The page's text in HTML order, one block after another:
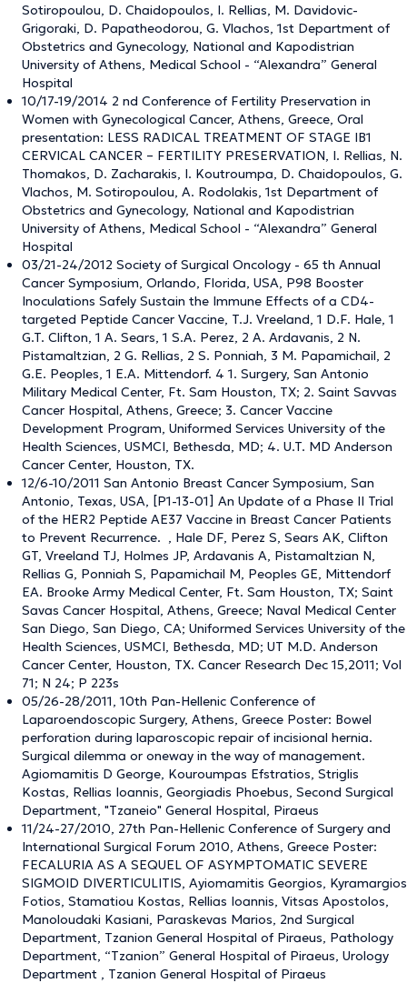
Sotiropoulou, D. Chaidopoulos, I. Rellias, M. Davidovic-
Grigoraki, D. Papatheodorou, G. Vlachos, 1st Department of
Obstetrics and Gynecology, National and Kapodistrian
University of Athens, Medical School - “Alexandra” General
Hospital
10/17-19/2014 2 nd Conference of Fertility Preservation in
Women with Gynecological Cancer, Athens, Greece, Oral
presentation: LESS RADICAL TREATMENT OF STAGE IB1
CERVICAL CANCER – FERTILITY PRESERVATION, I. Rellias, N.
Thomakos, D. Zacharakis, I. Koutroumpa, D. Chaidopoulos, G.
Vlachos, M. Sotiropoulou, A. Rodolakis, 1st Department of
Obstetrics and Gynecology, National and Kapodistrian
University of Athens, Medical School - “Alexandra” General
Hospital
03/21-24/2012 Society of Surgical Oncology - 65 th Annual
Cancer Symposium, Orlando, Florida, USA, P98 Booster
Inoculations Safely Sustain the Immune Effects of a CD4-
targeted Peptide Cancer Vaccine, T.J. Vreeland, 1 D.F. Hale, 1
G.T. Clifton, 1 A. Sears, 1 S.A. Perez, 2 A. Ardavanis, 2 N.
Pistamaltzian, 2 G. Rellias, 2 S. Ponniah, 3 M. Papamichail, 2
G.E. Peoples, 1 E.A. Mittendorf. 4 1. Surgery, San Antonio
Military Medical Center, Ft. Sam Houston, TX; 2. Saint Savvas
Cancer Hospital, Athens, Greece; 3. Cancer Vaccine
Development Program, Uniformed Services University of the
Health Sciences, USMCI, Bethesda, MD; 4. U.T. MD Anderson
Cancer Center, Houston, TX.
12/6-10/2011 San Antonio Breast Cancer Symposium, San
Antonio, Texas, USA, [P1-13-01] An Update of a Phase II Trial
of the HER2 Peptide AE37 Vaccine in Breast Cancer Patients
to Prevent Recurrence. , Hale DF, Perez S, Sears AK, Clifton
GT, Vreeland TJ, Holmes JP, Ardavanis A, Pistamaltzian N,
Rellias G, Ponniah S, Papamichail M, Peoples GE, Mittendorf
EA. Brooke Army Medical Center, Ft. Sam Houston, TX; Saint
Savas Cancer Hospital, Athens, Greece; Naval Medical Center
San Diego, San Diego, CA; Uniformed Services University of the
Health Sciences, USMCI, Bethesda, MD; UT M.D. Anderson
Cancer Center, Houston, TX. Cancer Research Dec 15,2011; Vol
71; N 24; P 223s
05/26-28/2011, 10th Pan-Hellenic Conference of
Laparoendoscopic Surgery, Athens, Greece Poster: Bowel
perforation during laparoscopic repair of incisional hernia.
Surgical dilemma or oneway in the way of management.
Agiomamitis D George, Kouroumpas Efstratios, Striglis
Kostas, Rellias Ioannis, Georgiadis Phoebus, Second Surgical
Department, "Tzaneio" General Hospital, Piraeus
11/24-27/2010, 27th Pan-Hellenic Conference of Surgery and
International Surgical Forum 2010, Athens, Greece Poster:
FECALURIA AS A SEQUEL OF ASYMPTOMATIC SEVERE
SIGMOID DIVERTICULITIS, Ayiomamitis Georgios, Kyramargios
Fotios, Stamatiou Kostas, Rellias Ioannis, Vitsas Apostolos,
Manoloudaki Kasiani, Paraskevas Marios, 2nd Surgical
Department, Tzanion General Hospital of Piraeus, Pathology
Department, “Tzanion” General Hospital of Piraeus, Urology
Department , Tzanion General Hospital of Piraeus